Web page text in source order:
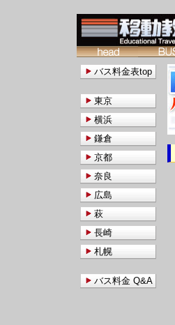
バス料金表top
東京
横浜
鎌倉
京都
奈良
広島
萩
長崎
札幌
バス料金 Q&A